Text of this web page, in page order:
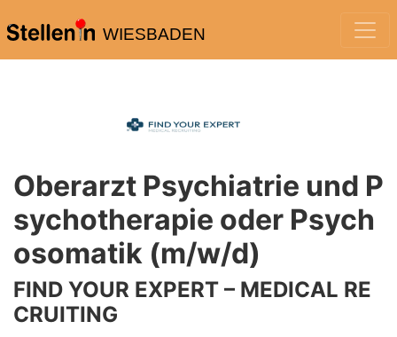
WIESBADEN
Oberarzt Psychiatrie und P
sychotherapie oder Psych
osomatik (m/w/d)
FIND YOUR EXPERT – MEDICAL RE
CRUITING